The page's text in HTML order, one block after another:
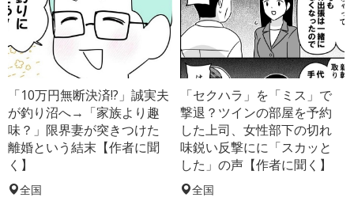
「10万円無断決済!?」誠実夫
が釣り沼へ→「家族より趣
味？」限界妻が突きつけた
離婚という結末【作者に聞
く】
全国
「セクハラ」を「ミス」で
撃退？ツインの部屋を予約
した上司、女性部下の切れ
味鋭い反撃にに「スカッと
した」の声【作者に聞く】
全国